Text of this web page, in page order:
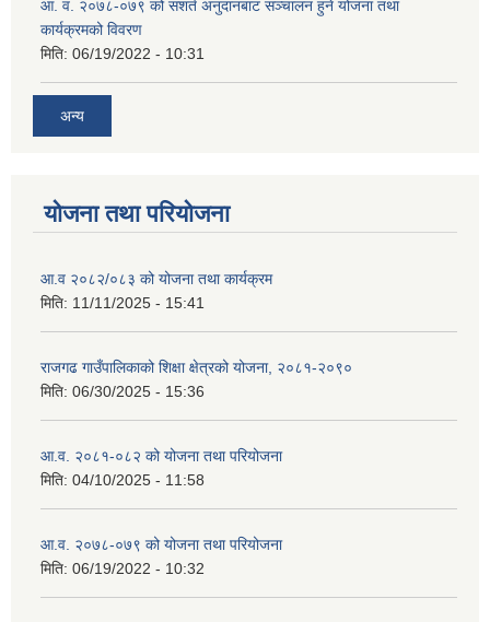
आ. व. २०७८-०७९ को सशर्त अनुदानबाट सञ्चालन हुने योजना तथा
कार्यक्रमको विवरण
मिति: 06/19/2022 - 10:31
अन्य
योजना तथा परियोजना
आ.व २०८२/०८३ को योजना तथा कार्यक्रम
मिति: 11/11/2025 - 15:41
राजगढ गाउँपालिकाको शिक्षा क्षेत्रको योजना, २०८१-२०९०
मिति: 06/30/2025 - 15:36
आ.व. २०८१-०८२ को योजना तथा परियोजना
मिति: 04/10/2025 - 11:58
आ.व. २०७८-०७९ को योजना तथा परियोजना
मिति: 06/19/2022 - 10:32